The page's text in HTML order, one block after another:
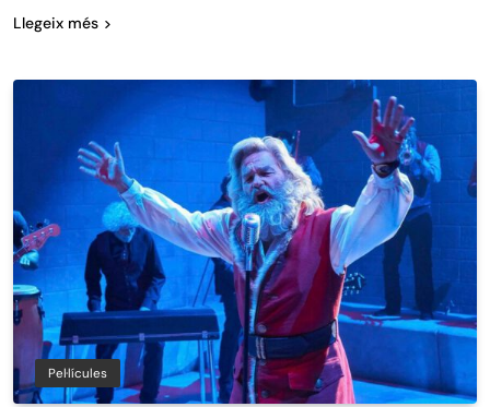
Llegeix més
Pel·lícules